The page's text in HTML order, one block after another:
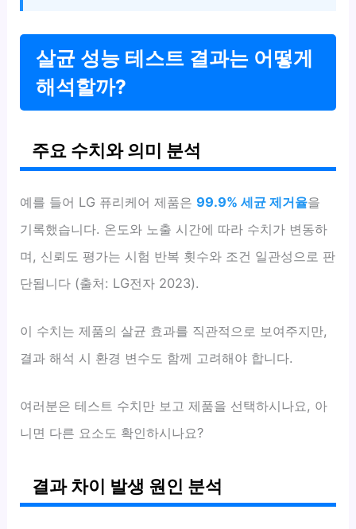
살균 성능 테스트 결과는 어떻게
해석할까?
주요 수치와 의미 분석
예를 들어 LG 퓨리케어 제품은 99.9% 세균 제거율을
기록했습니다. 온도와 노출 시간에 따라 수치가 변동하
며, 신뢰도 평가는 시험 반복 횟수와 조건 일관성으로 판
단됩니다 (출처: LG전자 2023).
이 수치는 제품의 살균 효과를 직관적으로 보여주지만,
결과 해석 시 환경 변수도 함께 고려해야 합니다.
여러분은 테스트 수치만 보고 제품을 선택하시나요, 아
니면 다른 요소도 확인하시나요?
결과 차이 발생 원인 분석